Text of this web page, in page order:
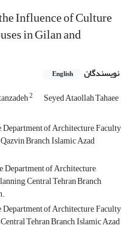
Influence of Culture
in Gilan and
نویسندگان English
2 Seyed Ataollah Tahaee
of Architecture, Faculty
Branch, Islamic Azad
Department of Architecture,
Central Tehran Branch,
of Architecture, Faculty
Tehran Branch, Islamic Azad